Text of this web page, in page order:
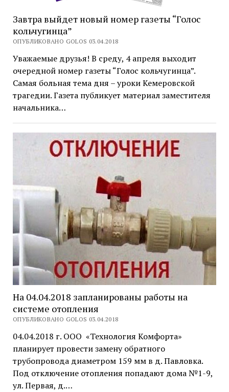
Завтра выйдет новый номер газеты “Голос
кольчугинца”
ОПУБЛИКОВАНО GOLOS 03.04.2018
Уважаемые друзья! В среду, 4 апреля выходит
очередной номер газеты “Голос кольчугинца”.
Самая больная тема дня – уроки Кемеровской
трагедии. Газета публикует материал заместителя
начальника…
На 04.04.2018 запланированы работы на
системе отопления
ОПУБЛИКОВАНО GOLOS 03.04.2018
04.04.2018 г. ООО «Технология Комфорта»
планирует провести замену обратного
трубопровода диаметром 159 мм в д. Павловка.
Под отключение отопления попадают дома №1-9,
ул. Первая, д.…